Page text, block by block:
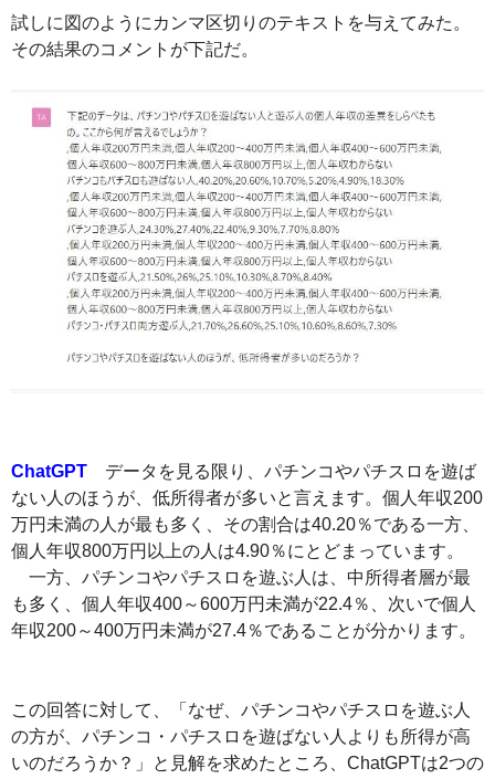
試しに図のようにカンマ区切りのテキストを与えてみた。
その結果のコメントが下記だ。
ChatGPT データを見る限り、パチンコやパチスロを遊ば
ない人のほうが、低所得者が多いと言えます。個人年収200
万円未満の人が最も多く、その割合は40.20％である一方、
個人年収800万円以上の人は4.90％にとどまっています。
一方、パチンコやパチスロを遊ぶ人は、中所得者層が最
も多く、個人年収400～600万円未満が22.4％、次いで個人
年収200～400万円未満が27.4％であることが分かります。
この回答に対して、「なぜ、パチンコやパチスロを遊ぶ人
の方が、パチンコ・パチスロを遊ばない人よりも所得が高
いのだろうか？」と見解を求めたところ、ChatGPTは2つの